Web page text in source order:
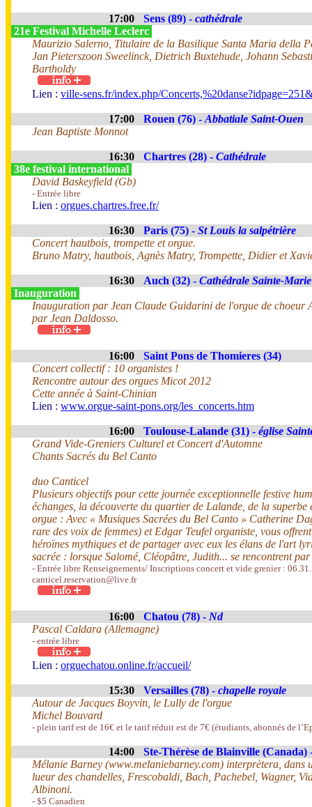
17:00 Sens (89) - cathédrale
21e Festival Michelle Leclerc
Maurizio Salerno, Titulaire de la Basilique Santa Maria della
Jan Pieterszoon Sweelinck, Dietrich Buxtehude, Johann
Bartholdy
Lien : ville-sens.fr/index.php/
17:00 Rouen (76) - Abbatiale Saint-Ouen
Jean Baptiste Monnot
16:30 Chartres (28) - Cathédrale
38e festival international
David Baskeyfield (Gb)
- Entrée libre
Lien : orgues.chartres.free.fr/
16:30 Paris (75) - St Louis la salpétrière
Concert hautbois, trompette et orgue.
Bruno Matry, hautbois, Agnès Matry, Trompette, Didier et
16:30 Auch (32) - Cathédrale Sainte-Marie
Inauguration
Inauguration par Jean Claude Guidarini de l'orgue de choeur
par Jean Daldosso.
16:00
Saint Pons de Thomieres (34)
Concert collectif : 10 organistes !
Rencontre autour des orgues Micot 2012
Cette année à Saint-Chinian
Lien : www.orgue-saint-pons.org/les_concerts.htm
16:00 Toulouse-Lalande (31) - église
Grand Vide-Greniers Culturel et Concert d'Automne
Chants Sacrés du Bel Canto
duo Canticel
Plusieurs objectifs pour cette journée exceptionnelle festive
échanges, la découverte du quartier de Lalande, de la superbe
orgue : Avec « Musiques Sacrées du Bel Canto » Catherine
rare des voix de femmes) et Edgar Teufel organiste, vous
héroïnes mythiques et de partager avec eux les élans de l'art
sacrée : lorsque Salomé, Cléopâtre, Judith... se rencontrent
- Entrée libre Renseignements/ Inscriptions concert et vide grenier :
canticel.reservation@live.fr
16:00 Chatou (78) - Nd
Pascal Caldara (Allemagne)
- entrée libre
Lien : orguechatou.online.fr/accueil/
15:30 Versailles (78) - chapelle royale
Autour de Jacques Boyvin, le Lully de l'orgue
Michel Bouvard
- plein tarif est de 16€ et le tarif réduit est de 7€ (étudiants, abonnés de
14:00
Ste-Thérèse de Blainville (Canada)
Mélanie Barney (www.melaniebarney.com) interprètera, dans
lueur des chandelles, Frescobaldi, Bach, Pachebel, Wagner,
Albinoni.
- $5 Canadien